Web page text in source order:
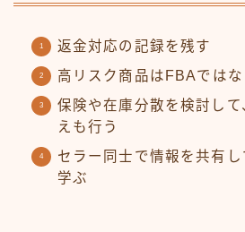
返金対応の記録を残す
高リスク商品はFBAでは
保険や在庫分散を検討し
えも行う
セラー同士で情報を共有
学ぶ